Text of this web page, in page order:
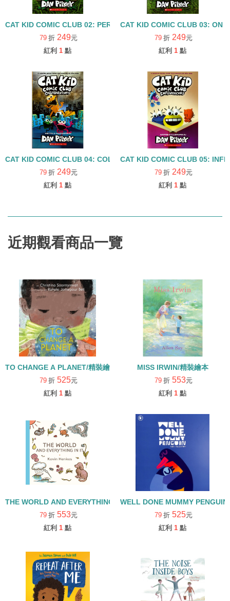
CAT KID COMIC CLUB 02: PERSPECTIVES
79 折 249元
紅利 1 點
CAT KID COMIC CLUB 03: ON
79 折 249元
紅利 1 點
CAT KID COMIC CLUB 04: COLLABORATIONS
79 折 249元
紅利 1 點
CAT KID COMIC CLUB 05:
79 折 249元
紅利 1 點
近期觀看商品一覽
TO CHANGE A PLANET/精裝繪本
79 折 525元
紅利 1 點
MISS IRWIN/精裝繪本
79 折 553元
紅利 1 點
THE WORLD AND EVERYTHING IN IT/精裝繪本
79 折 553元
紅利 1 點
WELL DONE MUMMY
79 折 525元
紅利 1 點